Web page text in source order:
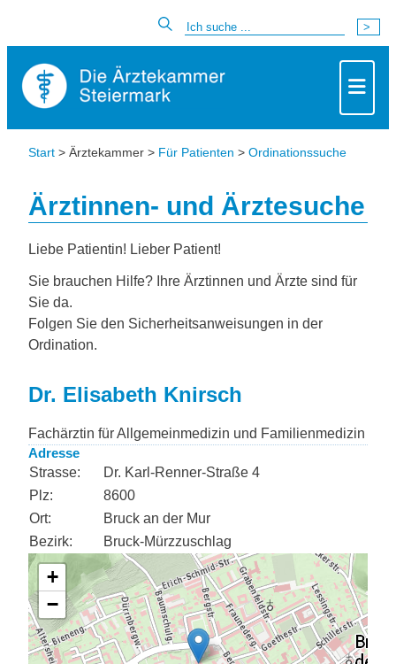
Start > Ärztekammer > Für Patienten > Ordinationssuche
Ärztinnen- und Ärztesuche
Liebe Patientin! Lieber Patient!
Sie brauchen Hilfe? Ihre Ärztinnen und Ärzte sind für
Sie da.
Folgen Sie den Sicherheitsanweisungen in der
Ordination.
Dr. Elisabeth Knirsch
Fachärztin für Allgemeinmedizin und Familienmedizin
Adresse
Strasse:
Dr. Karl-Renner-Straße 4
Plz:
8600
Ort:
Bruck an der Mur
Bezirk:
Bruck-Mürzzuschlag